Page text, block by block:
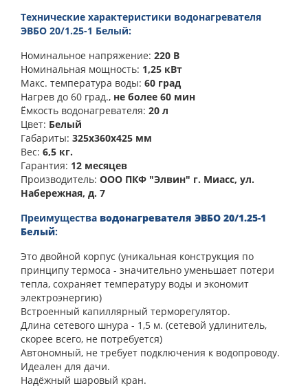
Технические характеристики водонагревателя
ЭВБО 20/1.25-1 Белый:
Номинальное напряжение: 220 В
Номинальная мощность: 1,25 кВт
Макс. температура воды: 60 град
Нагрев до 60 град., не более 60 мин
Ёмкость водонагревателя: 20 л
Цвет: Белый
Габариты: 325х360х425 мм
Вес: 6,5 кг.
Гарантия: 12 месяцев
Производитель: ООО ПКФ "Элвин" г. Миасс, ул.
Набережная, д. 7
Преимущества водонагревателя ЭВБО 20/1.25-1
Белый:
Это двойной корпус (уникальная конструкция по
принципу термоса - значительно уменьшает потери
тепла, сохраняет температуру воды и экономит
электроэнергию)
Встроенный капиллярный терморегулятор.
Длина сетевого шнура - 1,5 м. (сетевой удлинитель,
скорее всего, не потребуется)
Автономный, не требует подключения к водопроводу.
Идеален для дачи.
Надёжный шаровый кран.